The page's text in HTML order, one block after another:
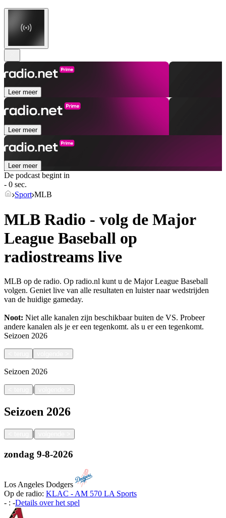
Leer meer
Leer meer
Leer meer
De podcast begint in
- 0 sec.
Sport MLB
MLB Radio - volg de Major
League Baseball op
radiostreams live
MLB op de radio. Op radio.nl kunt u de Major League Baseball
volgen. Geniet live van alle resultaten en luister naar wedstrijden
van de huidige gameday.
Noot: Niet alle kanalen zijn beschikbaar buiten de VS. Probeer
andere kanalen als je er een tegenkomt. als u er een tegenkomt.
Seizoen 2026
Seizoen 2026
|
Seizoen 2026
|
zondag 9-8-2026
Los Angeles Dodgers
Op de radio: KLAC - AM 570 LA Sports
- : -Details over het spel